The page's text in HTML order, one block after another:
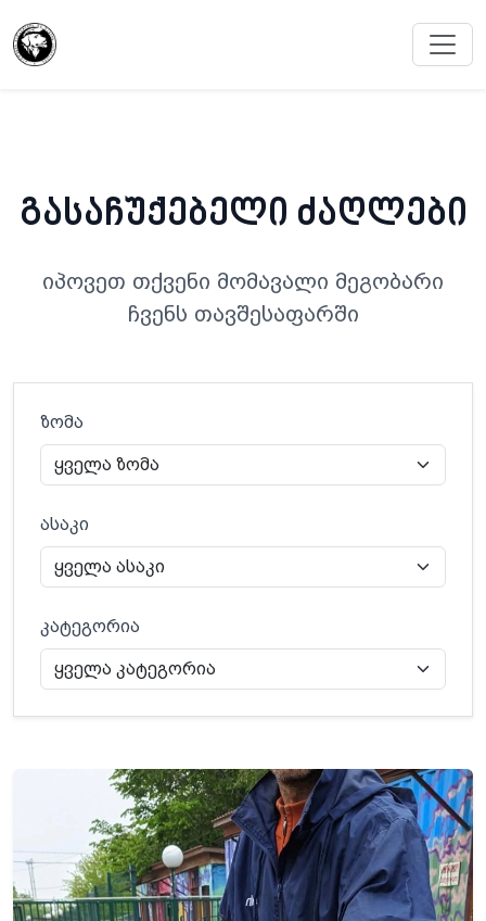
გასაჩუქებელი ძაღლები
იპოვეთ თქვენი მომავალი მეგობარი
ჩვენს თავშესაფარში
ზომა
ასაკი
კატეგორია